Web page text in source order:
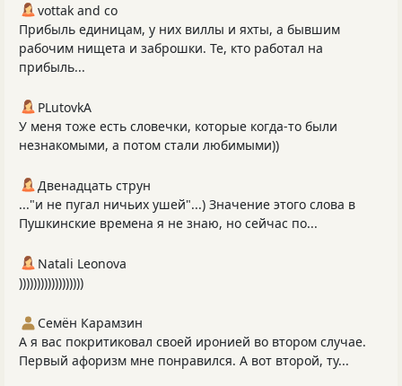
vottak and co
Прибыль единицам, у них виллы и яхты, а бывшим
рабочим нищета и заброшки. Те, кто работал на
прибыль...
PLutоvkА
У меня тоже есть словечки, которые когда-то были
незнакомыми, а потом стали любимыми))
Двенадцать струн
..."и не пугал ничьих ушей"...) Значение этого слова в
Пушкинские времена я не знаю, но сейчас по...
Natali Leonova
))))))))))))))))))
Семён Карамзин
А я вас покритиковал своей иронией во втором случае.
Первый афоризм мне понравился. А вот второй, ту...